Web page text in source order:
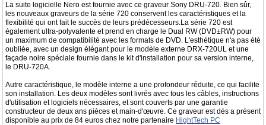
La suite logicielle Nero est fournie avec ce graveur Sony DRU-720. Bien sûr,
les nouveaux graveurs de la série 720 conservent les caractéristiques et la
flexibilité qui ont fait le succès de leurs prédécesseurs.La série 720 est
également ultra-polyvalente et prend en charge le Dual RW (DVD±RW) pour
un maximum de compatibilité avec les formats de DVD. L'esthétique n'a pas été
oubliée, avec un design élégant pour le modèle externe DRX-720UL et une
façade noire spéciale fournie dans le kit d'installation pour sa version interne,
le DRU-720A.
Autre caractéristique, le modèle interne a une profondeur réduite, ce qui facilite
son installation. Les deux modèles sont livrés avec tous les câbles, instructions
d'utilisation et logiciels nécessaires, et sont couverts par une garantie
constructeur de deux ans pièces et main-d'œuvre. Ce graveur est dés a présent
disponible au prix de 84 euros chez notre partenaire HightTech PC